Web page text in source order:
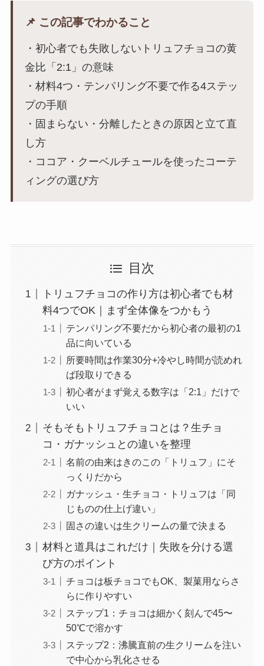
📌 この記事でわかること
・初心者でも失敗しないトリュフチョコの黄
金比「2:1」の意味
・材料4つ・テンパリング不要で作る4ステッ
プの手順
・固まらない・分離したときの原因と立て直
し方
・ココア・クーベルチュールを使ったコーテ
ィングの選び方
目次
トリュフチョコの作り方は初心者でも材
料4つでOK｜まず全体像をつかもう
テンパリング不要だから初心者の最初の1
品に向いている
所要時間は作業30分+冷やし時間が読めれ
ば段取りできる
初心者がまず覚える数字は「2:1」だけで
いい
そもそもトリュフチョコとは？生チョ
コ・ガナッシュとの違いを整理
名前の由来はきのこの「トリュフ」にそ
っくりだから
ガナッシュ・生チョコ・トリュフは「同
じものの仕上げ違い」
固さの違いは生クリームの量で決まる
材料と道具はこれだけ｜失敗を分ける選
び方のポイント
チョコは板チョコでもOK、製菓用ならさ
らに作りやすい
ステップ1：チョコは細かく刻んで45〜
50℃で溶かす
ステップ2：沸騰直前の生クリームを注い
で中心から乳化させる